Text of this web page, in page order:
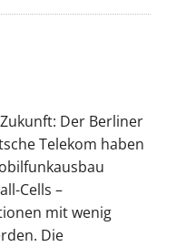
Der Berliner
Telekom haben
Cells –
mit wenig
Die